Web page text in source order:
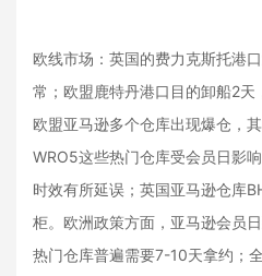
欧线市场：英国的费力克斯托港
常；欧盟鹿特丹港口目的卸船2天
欧盟亚马逊多个仓库出现爆仓，
WRO5这些热门仓库受会员日影
时效有所延误；英国亚马逊仓库
柜。欧洲政策方面，亚马逊会员
热门仓库普遍需要7-10天拿约；